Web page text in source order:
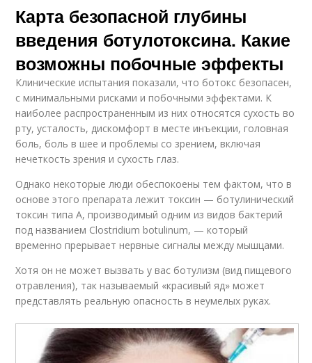
Карта безопасной глубины
введения ботулотоксина. Какие
возможны побочные эффекты
Клинические испытания показали, что ботокс безопасен,
с минимальными рисками и побочными эффектами. К
наиболее распространенным из них относятся сухость во
рту, усталость, дискомфорт в месте инъекции, головная
боль, боль в шее и проблемы со зрением, включая
нечеткость зрения и сухость глаз.
Однако некоторые люди обеспокоены тем фактом, что в
основе этого препарата лежит токсин — ботулинический
токсин типа А, производимый одним из видов бактерий
под названием Clostridium botulinum, — который
временно прерывает нервные сигналы между мышцами.
Хотя он не может вызвать у вас ботулизм (вид пищевого
отравления), так называемый «красивый яд» может
представлять реальную опасность в неумелых руках.